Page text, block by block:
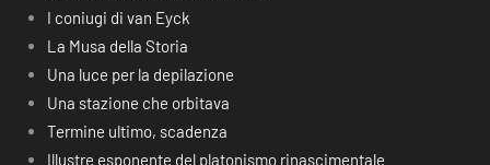
I coniugi di van Eyck
La Musa della Storia
Una luce per la depilazione
Una stazione che orbitava
Termine ultimo, scadenza
Illustre esponente del platonismo rinascimentale